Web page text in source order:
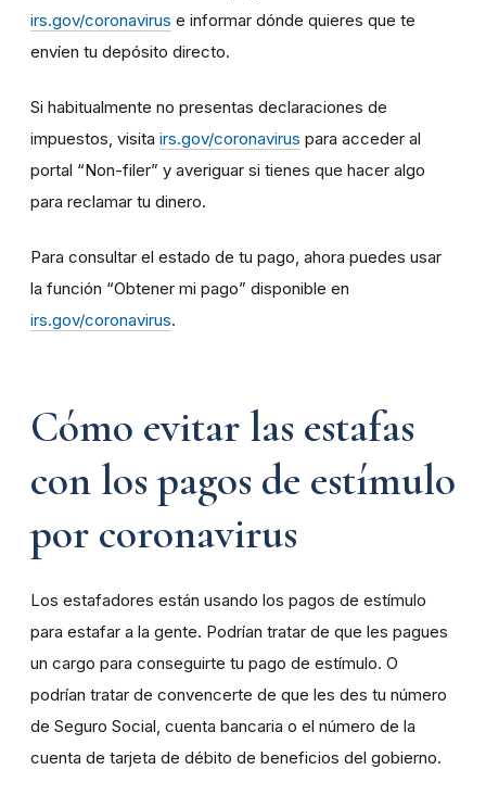
irs.gov/coronavirus e informar dónde quieres que te
envíen tu depósito directo.
Si habitualmente no presentas declaraciones de
impuestos, visita irs.gov/coronavirus para acceder al
portal “Non-filer” y averiguar si tienes que hacer algo
para reclamar tu dinero.
Para consultar el estado de tu pago, ahora puedes usar
la función “Obtener mi pago” disponible en
irs.gov/coronavirus.
Cómo evitar las estafas
con los pagos de estímulo
por coronavirus
Los estafadores están usando los pagos de estímulo
para estafar a la gente. Podrían tratar de que les pagues
un cargo para conseguirte tu pago de estímulo. O
podrían tratar de convencerte de que les des tu número
de Seguro Social, cuenta bancaria o el número de la
cuenta de tarjeta de débito de beneficios del gobierno.